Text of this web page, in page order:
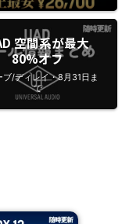
空間系が最大
80%オフ
ブ/ディレイ・8月31日ま
で